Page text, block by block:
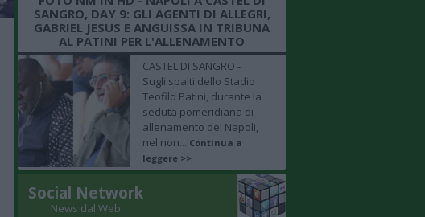
SANGRO, DAY 9: GLI AGENTI DI ALLEGRI,
GABRIEL JESUS E ANGUISSA IN TRIBUNA
AL PATINI PER L'ALLENAMENTO
CASTEL DI SANGRO -
Sugli spalti dello Stadio
Teofilo Patini, durante la
seduta pomeridiana di
allenamento del Napoli,
nel non... Continua a
leggere >>
Social Network
News dal Web